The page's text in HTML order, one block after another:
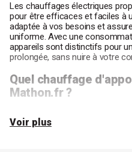
Les chauffages électriques
pour être efficaces et faciles à
adaptée à vos besoins et
uniforme. Avec une
appareils sont distinctifs pour
prolongée, sans nuire à votre
Quel chauffage
Mathon.fr ?
Les chauffages d'appoint se
compléter votre système
Voir plus